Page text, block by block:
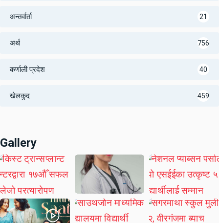
अन्तर्वार्ता 21
अर्थ 756
कर्णाली प्रदेश 40
खेलकुद 459
Gallery